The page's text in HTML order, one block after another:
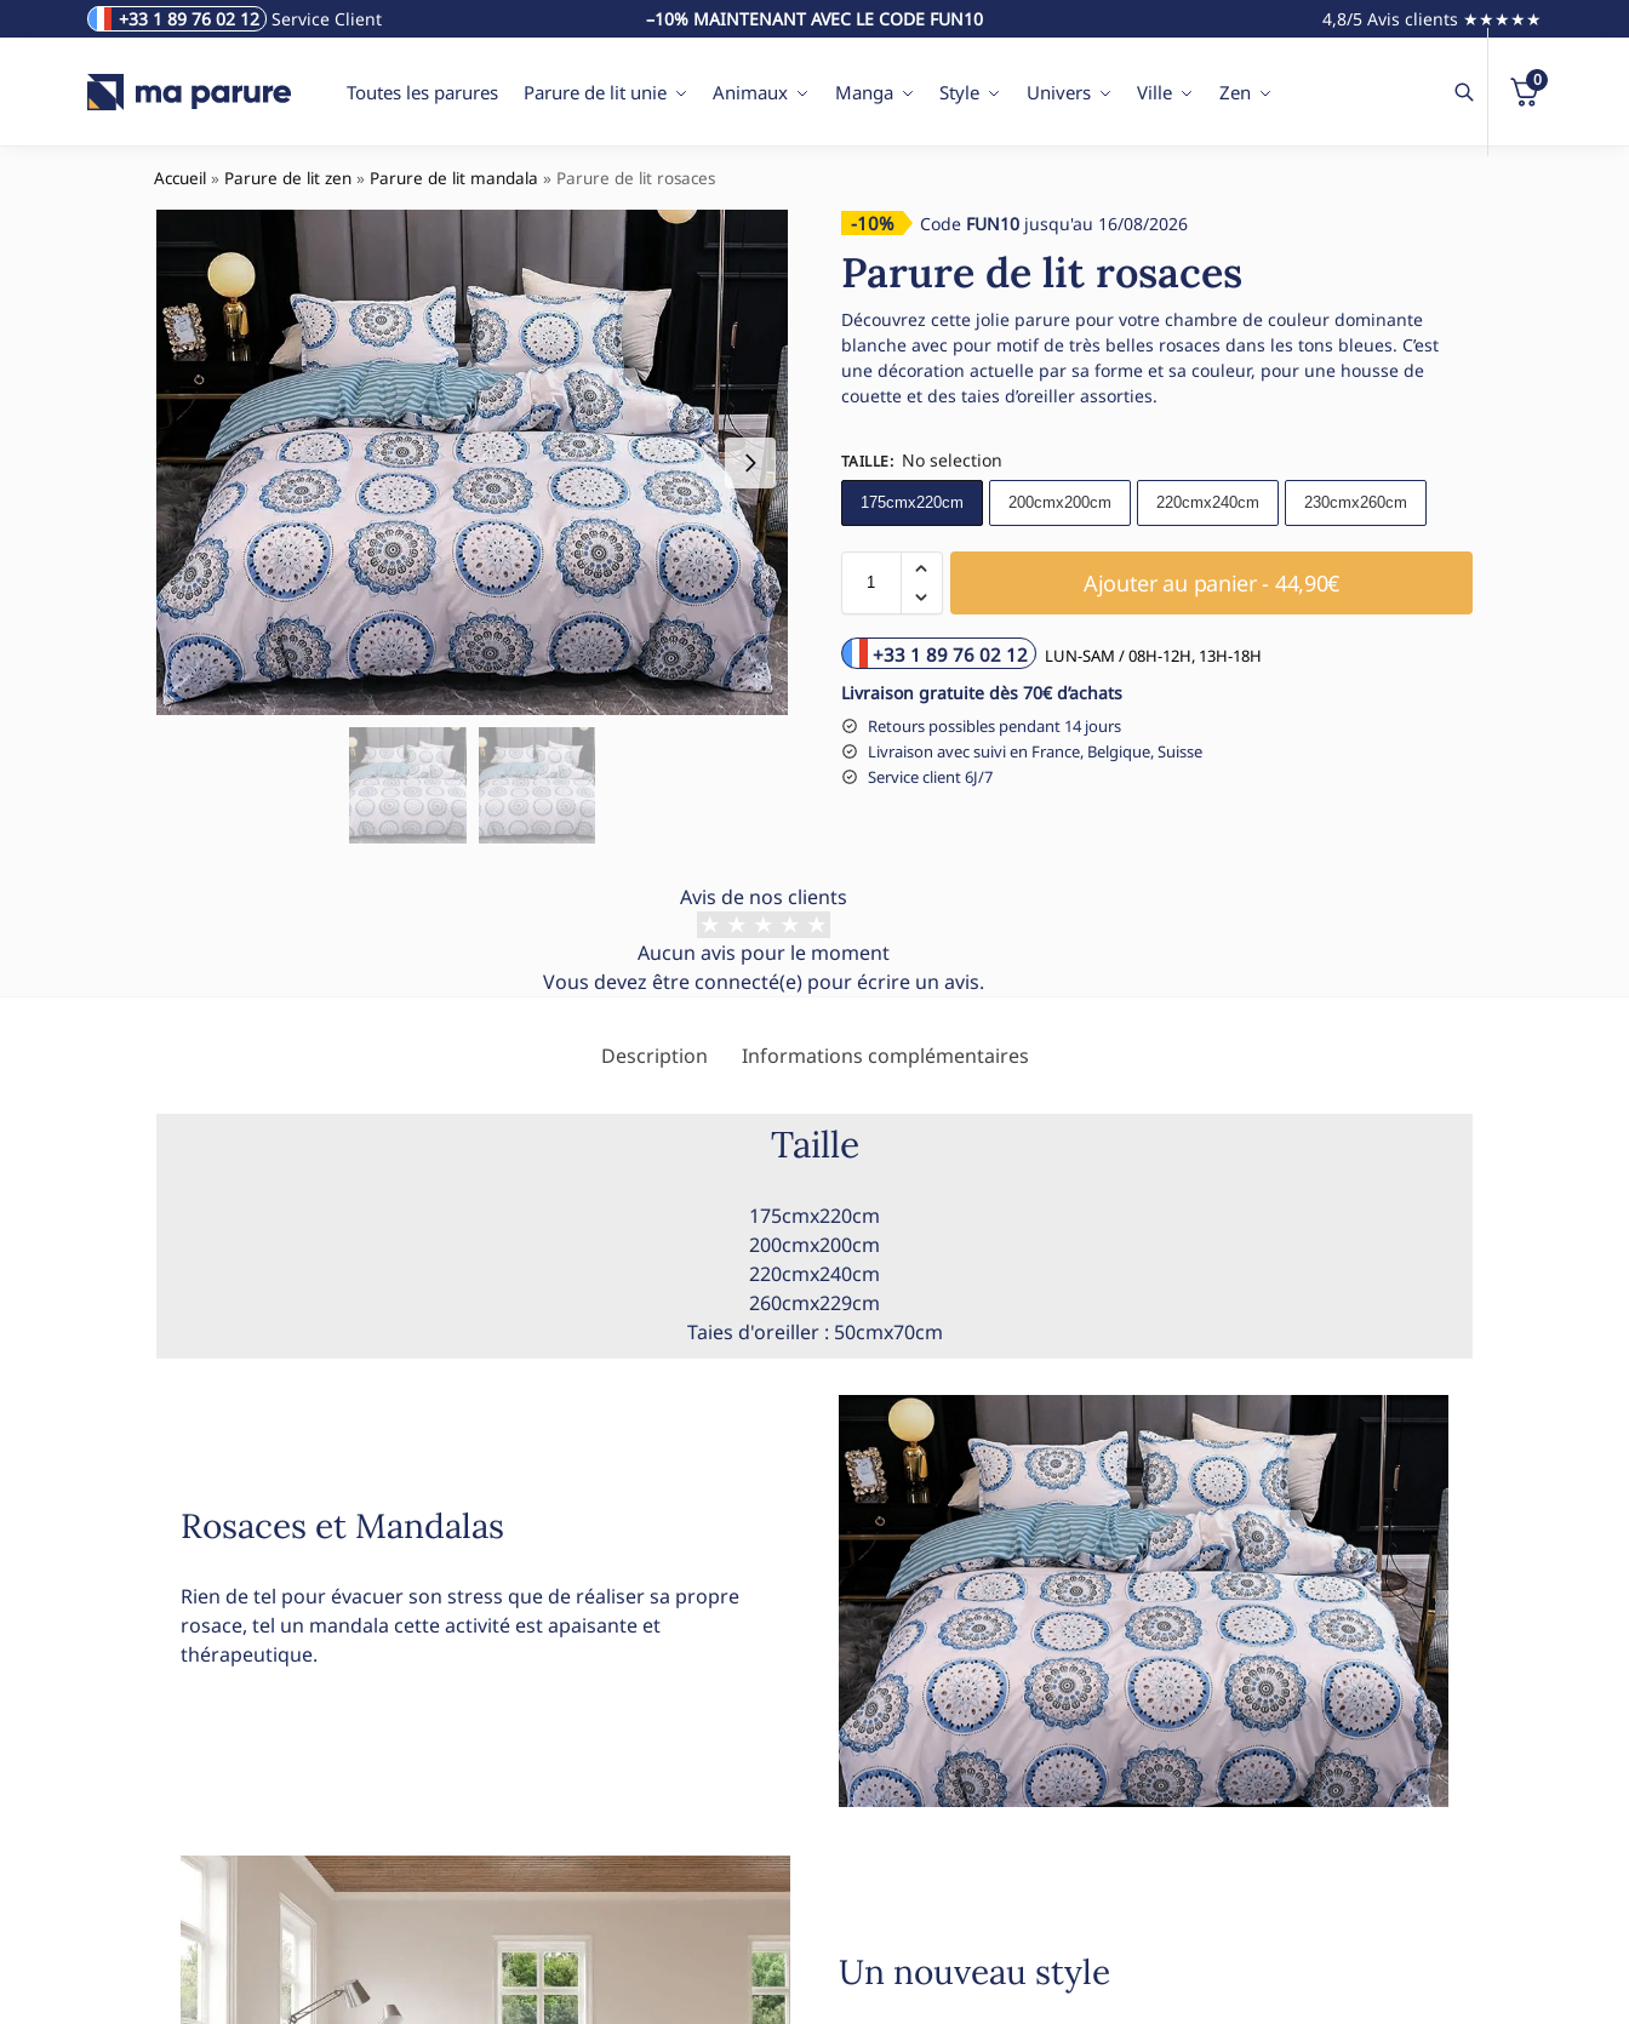
+33 1 89 76 02 12 Service Client –10% MAINTENANT AVEC LE CODE FUN10 4,8/5 Avis clients ★★★★★
Toutes les parures Parure de lit unie Animaux Manga Style Univers Ville Zen
Rechercher un produit
0
Accueil » Parure de lit zen » Parure de lit mandala » Parure de lit rosaces
-10% Code FUN10jusqu'au 16/08/2026
Parure de lit rosaces
Découvrez cette jolie parure pour votre chambre de couleur dominante
blanche avec pour motif de très belles rosaces dans les tons bleues. C’est
une décoration actuelle par sa forme et sa couleur, pour une housse de
couette et des taies d’oreiller assorties.
TAILLE: No selection
175cmx220cm 200cmx200cm 220cmx240cm 230cmx260cm
Ajouter au panier - 44,90€
+33 1 89 76 02 12 LUN-SAM / 08H-12H, 13H-18H
Livraison gratuite dès 70€ d’achats
Retours possibles pendant 14 jours
Livraison avec suivi en France, Belgique, Suisse
Service client 6J/7
Avis de nos clients
Aucun avis pour le moment
Vous devez être connecté(e) pour écrire un avis.
Description Informations complémentaires
Taille
175cmx220cm
200cmx200cm
220cmx240cm
260cmx229cm
Taies d'oreiller : 50cmx70cm
Rosaces et Mandalas
Rien de tel pour évacuer son stress que de réaliser sa propre
rosace, tel un mandala cette activité est apaisante et
thérapeutique.
Un nouveau style